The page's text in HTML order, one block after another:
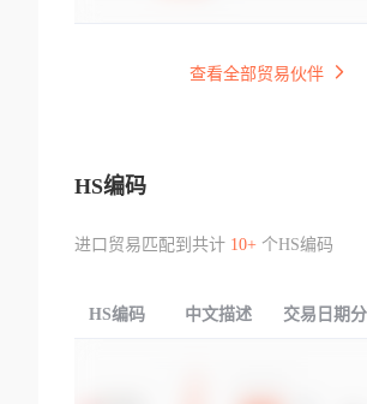
查看全部贸易伙伴
HS编码
进口贸易匹配到共计 10+个HS编码
HS编码 中文描述 交易日期